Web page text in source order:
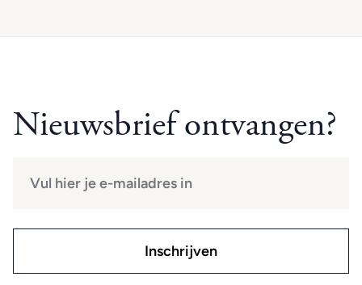
Nieuwsbrief ontvangen?